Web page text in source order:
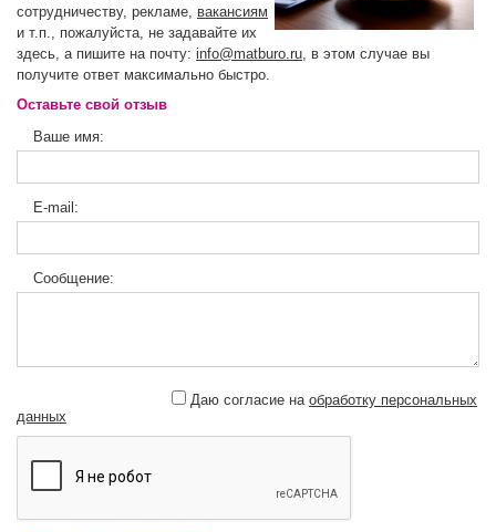
сотрудничеству, рекламе, вакансиям
и т.п., пожалуйста, не задавайте их
здесь, а пишите на почту: info@matburo.ru, в этом случае вы
получите ответ максимально быстро.
Оставьте свой отзыв
Ваше имя:
E-mail:
Сообщение:
Даю согласие на обработку персональных
данных